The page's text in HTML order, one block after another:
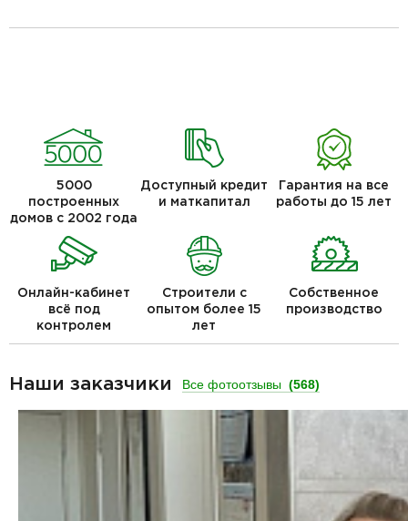
5000
построенных
домов с 2002 года
Доступный кредит
и маткапитал
Гарантия на все
работы до 15 лет
Онлайн-кабинет
всё под
контролем
Строители с
опытом более 15
лет
Собственное
производство
Наши заказчики Все фотоотзывы (568)